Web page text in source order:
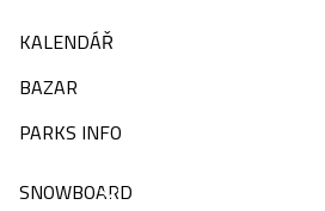
KALENDÁŘ
BAZAR
PARKS INFO
SNOWBOARD